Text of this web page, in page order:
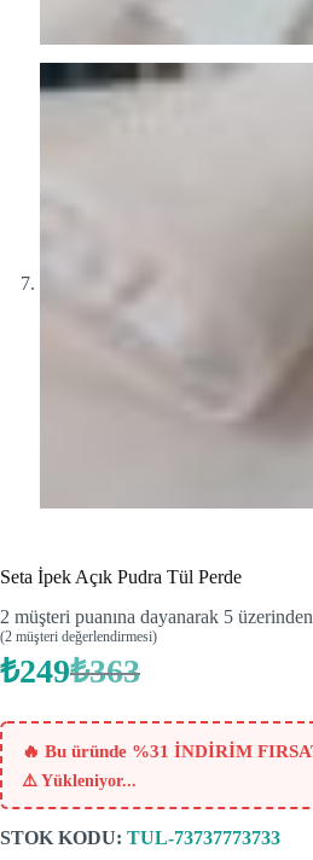
Seta İpek Açık Pudra Tül Perde
2 müşteri puanına dayanarak 5 üzerinden
(2 müşteri değerlendirmesi)
₺363
Orijinal
₺363.
₺249Şu
fiyat:
₺249.
🔥 Bu üründe %31 İNDİRİM
⚠️ Yükleniyor...
STOK KODU: TUL-73737773733